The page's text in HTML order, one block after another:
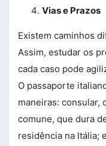
Vias e Prazos
Existem caminhos
Assim, estudar os
cada caso pode
O passaporte
maneiras: consular,
comune, que dura
residência na Itália;